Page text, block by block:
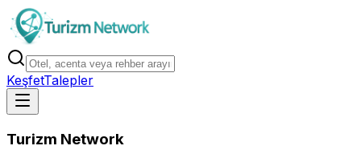
KeşfetTalepler
Turizm Network